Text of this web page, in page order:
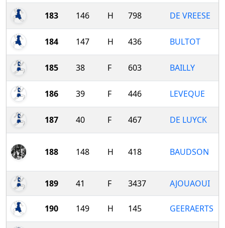
183 146 H 798 DE VREESE
184 147 H 436 BULTOT
185 38 F 603 BAILLY
186 39 F 446 LEVEQUE
187 40 F 467 DE LUYCK
188 148 H 418 BAUDSON
189 41 F 3437 AJOUAOUI
190 149 H 145 GEERAERTS